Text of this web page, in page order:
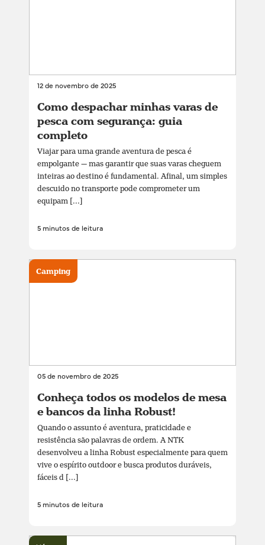
12 de novembro de 2025
Como despachar minhas varas de
pesca com segurança: guia
completo
Viajar para uma grande aventura de pesca é
empolgante — mas garantir que suas varas cheguem
inteiras ao destino é fundamental. Afinal, um simples
descuido no transporte pode comprometer um
equipam [...]
5 minutos de leitura
05 de novembro de 2025
Conheça todos os modelos de mesa
e bancos da linha Robust!
Quando o assunto é aventura, praticidade e
resistência são palavras de ordem. A NTK
desenvolveu a linha Robust especialmente para quem
vive o espírito outdoor e busca produtos duráveis,
fáceis d [...]
5 minutos de leitura
Camping